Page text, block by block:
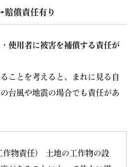
償責任有り
使用者に被害を補償する責任が
ことを考えると、まれに見る自
台風や地震の場合でも責任があ
作物責任)
土地の工作物の設